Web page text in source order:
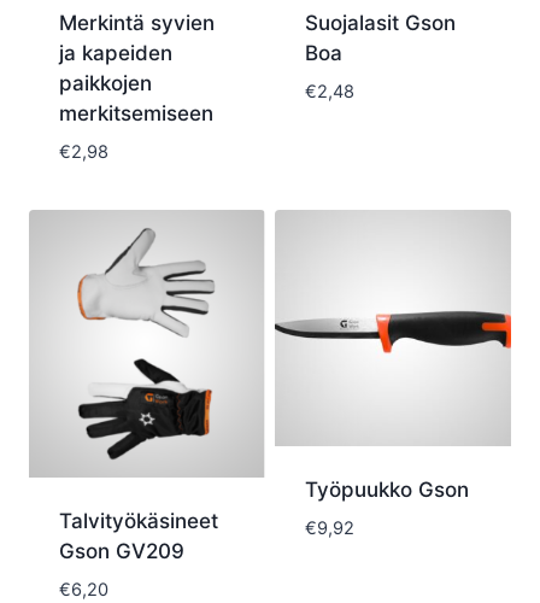
Merkintä syvien
ja kapeiden
paikkojen
merkitsemiseen
€2,98
Suojalasit Gson
Boa
€2,48
Talvityökäsineet
Gson GV209
€6,20
Työpuukko Gson
€9,92